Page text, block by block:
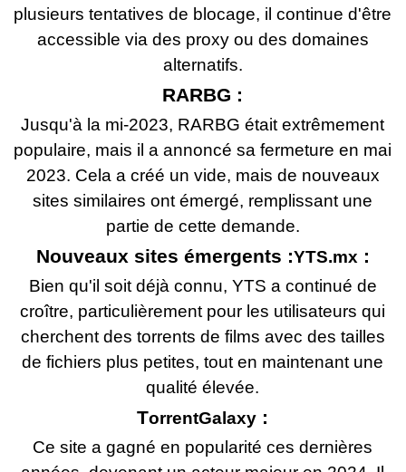
plusieurs tentatives de blocage, il continue d'être
accessible via des proxy ou des domaines
alternatifs.
RARBG :
Jusqu'à la mi-2023, RARBG était extrêmement
populaire, mais il a annoncé sa fermeture en mai
2023. Cela a créé un vide, mais de nouveaux
sites similaires ont émergé, remplissant une
partie de cette demande.
Nouveaux sites émergents :YTS.mx:
Bien qu'il soit déjà connu, YTS a continué de
croître, particulièrement pour les utilisateurs qui
cherchent des torrents de films avec des tailles
de fichiers plus petites, tout en maintenant une
qualité élevée.
TorrentGalaxy :
Ce site a gagné en popularité ces dernières